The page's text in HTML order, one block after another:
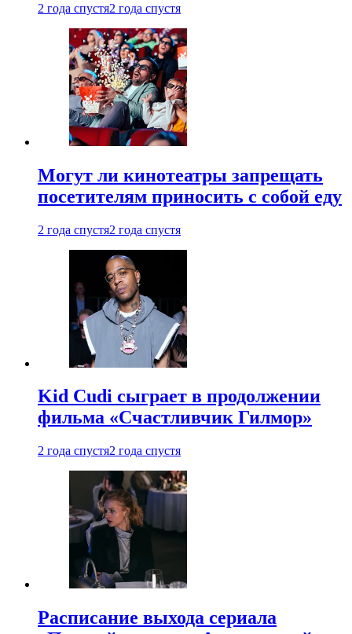
2 года спустя2 года спустя
Могут ли кинотеатры запрещать
посетителям приносить с собой еду
2 года спустя2 года спустя
Kid Cudi сыграет в продолжении
фильма «Счастливчик Гилмор»
2 года спустя2 года спустя
Расписание выхода сериала